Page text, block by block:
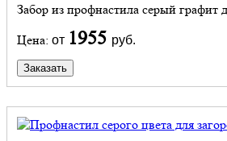
Забор из профнастила серый графит
Цена: от 1955 руб.
Заказать